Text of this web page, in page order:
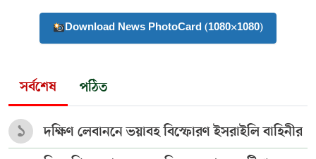
Download News PhotoCard (1080×1080)
সর্বশেষ পঠিত
১
দক্ষিণ লেবাননে ভয়াবহ বিস্ফোরণ ইসরাইলি বাহিনীর